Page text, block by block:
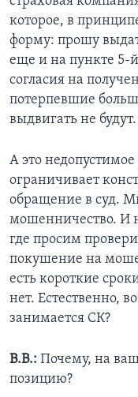
которое, в
форму: прошу
еще и на пункте 5-
согласия на
потерпевшие
выдвигать не будут.
А это
ограничивает
обращение в суд.
мошенничество. И
где просим
покушение на
есть короткие
нет. Естественно,
занимается СК?
В.В.: Почему, на
позицию?